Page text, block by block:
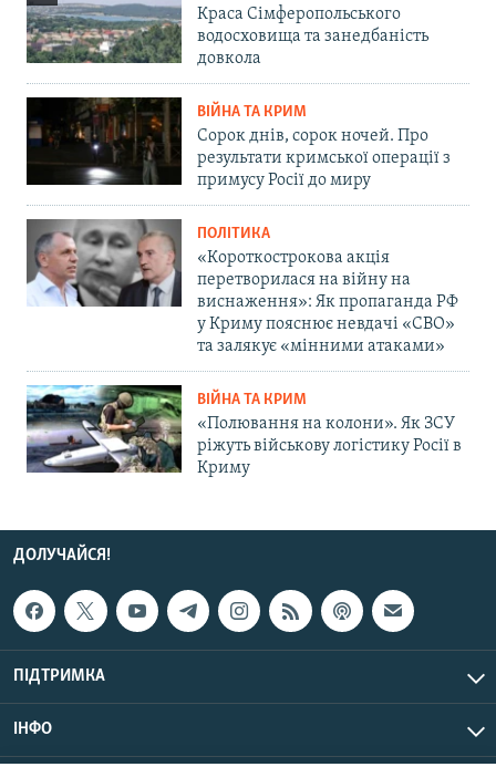
Краса Сімферопольського
водосховища та занедбаність
довкола
ВІЙНА ТА КРИМ
Сорок днів, сорок ночей. Про
результати кримської операції з
примусу Росії до миру
ПОЛІТИКА
«Короткострокова акція
перетворилася на війну на
виснаження»: Як пропаганда РФ
у Криму пояснює невдачі «СВО»
та залякує «мінними атаками»
ВІЙНА ТА КРИМ
«Полювання на колони». Як ЗСУ
ріжуть військову логістику Росії в
Криму
ДОЛУЧАЙСЯ!
ПІДТРИМКА
ІНФО